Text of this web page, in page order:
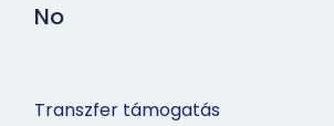
No
Transzfer támogatás